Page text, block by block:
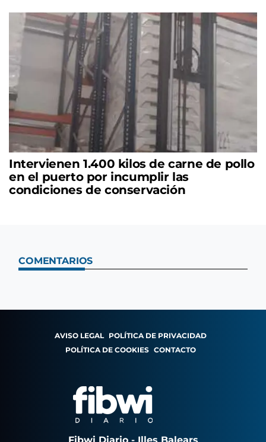
Intervienen 1.400 kilos de carne de pollo
en el puerto por incumplir las
condiciones de conservación
COMENTARIOS
AVISO LEGAL POLÍTICA DE PRIVACIDAD
POLÍTICA DE COOKIES CONTACTO
Fibwi Diario - Illes Balears